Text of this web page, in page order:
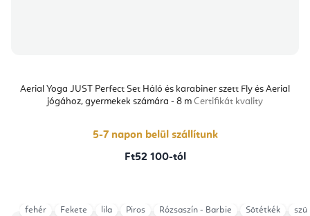
Aerial Yoga JUST Perfect Set Háló és karabiner szett Fly és Aerial
jógához, gyermekek számára - 8 m Certifikát kvality
5-7 napon belül szállítunk
Ft52 100-tól
fehér Fekete lila Piros Rózsaszín - Barbie Sötétkék